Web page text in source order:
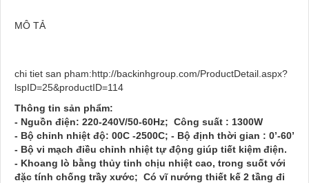
MÔ TẢ
chi tiet san pham:http://backinhgroup.com/ProductDetail.aspx?
lspID=25&productID=114
Thông tin sản phẩm:
- Nguồn điện: 220-240V/50-60Hz; Công suất : 1300W
- Bộ chỉnh nhiệt độ: 00C -2500C; - Bộ định thời gian : 0’-60’
- Bộ vi mạch điều chỉnh nhiệt tự động giúp tiết kiệm điện.
- Khoang lò bằng thủy tinh chịu nhiệt cao, trong suốt với
đặc tính chống trầy xước; Có vĩ nướng thiết kế 2 tầng đi